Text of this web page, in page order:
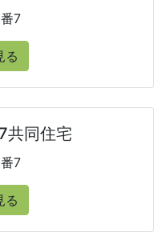
7
る
共同住宅
7
る